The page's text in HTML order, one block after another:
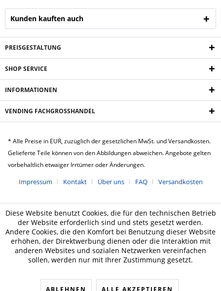
Kunden kauften auch
PREISGESTALTUNG
SHOP SERVICE
INFORMATIONEN
VENDING FACHGROSSHANDEL
* Alle Preise in EUR, zuzüglich der gesetzlichen MwSt. und Versandkosten.
Gelieferte Teile können von den Abbildungen abweichen. Angebote gelten
vorbehaltlich etwaiger Irrtümer oder Änderungen.
Impressum Kontakt Über uns FAQ Versandkosten
Diese Website benutzt Cookies, die für den technischen Betrieb
der Website erforderlich sind und stets gesetzt werden.
Andere Cookies, die den Komfort bei Benutzung dieser Website
erhöhen, der Direktwerbung dienen oder die Interaktion mit
anderen Websites und sozialen Netzwerken vereinfachen
sollen, werden nur mit Ihrer Zustimmung gesetzt.
ABLEHNEN ALLE AKZEPTIEREN